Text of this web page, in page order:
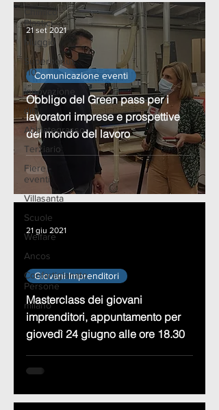
Chimico
Plastici
Muggiò
Superbonus
110
Innovazione
dih
Abbiategrasso
Terziario
Fiere -
eventi
Villasanta
Scuole
Welfare
Ancos
Confartigianato
Persone
milano
Obbligo del Green pass per i
lavoratori imprese e prospettive
del mondo del lavoro
Comunicazione eventi
21 set 2021
videoMasterclass dei giovani
imprenditori, appuntamento per
giovedì 24 giugno alle ore 18.30
Giovani Imprenditori
21 giu 2021